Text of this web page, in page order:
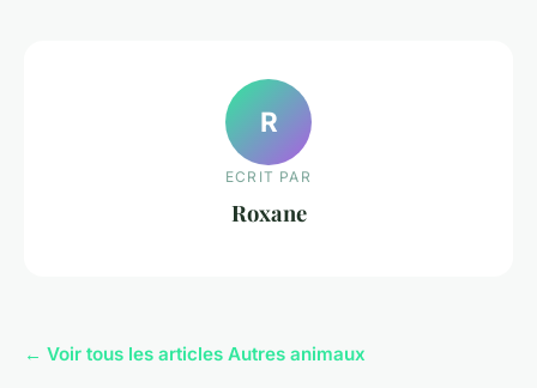
R
ECRIT PAR
Roxane
← Voir tous les articles Autres animaux